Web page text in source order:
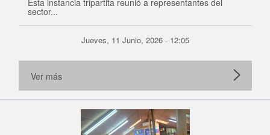
Esta instancia tripartita reunió a representantes del
sector...
Jueves, 11 Junio, 2026 - 12:05
Ver más